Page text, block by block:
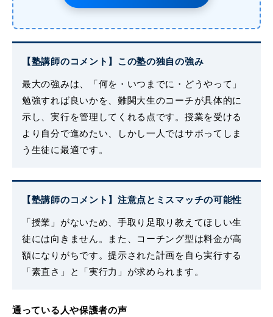
【塾講師のコメント】この塾の独自の強み
最大の強みは、「何を・いつまでに・どうやって」
勉強すれば良いかを、難関大生のコーチが具体的に
示し、実行を管理してくれる点です。授業を受ける
より自分で進めたい、しかし一人ではサボってしま
う生徒に最適です。
【塾講師のコメント】注意点とミスマッチの可能性
「授業」がないため、手取り足取り教えてほしい生
徒には向きません。また、コーチング型は料金が高
額になりがちです。提示された計画を自ら実行する
「素直さ」と「実行力」が求められます。
通っている人や保護者の声